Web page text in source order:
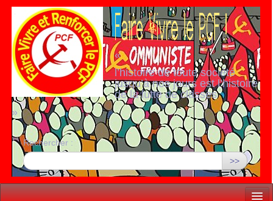
«
l’histoire de toute société
jusqu’à nos jours est l’histoire
de la lutte de classes
»
Rechercher :
>>